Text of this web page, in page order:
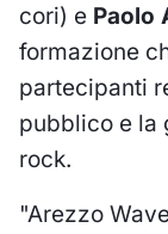
cori) e Paolo
formazione
partecipanti
pubblico e la
rock.
"Arezzo